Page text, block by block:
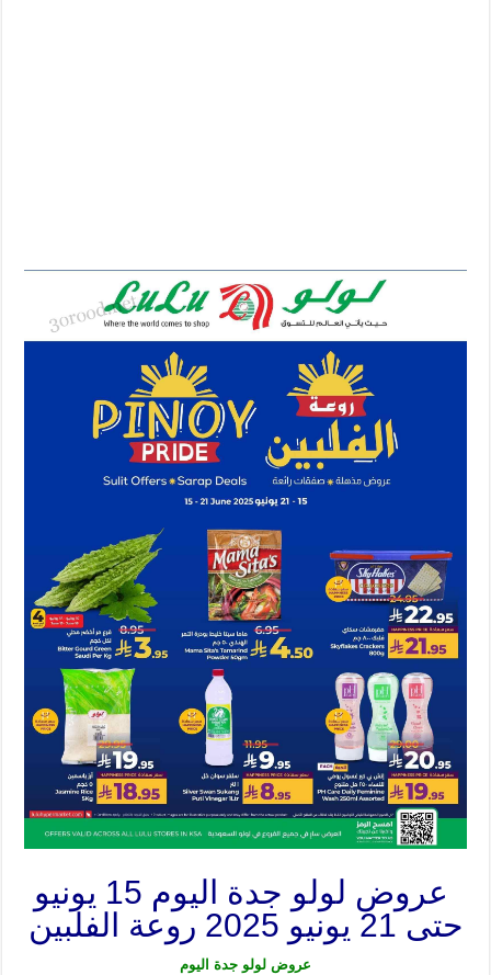
عروض لولو جدة اليوم 15 يونيو
حتى 21 يونيو 2025 روعة الفلبين
عروض لولو جدة اليوم